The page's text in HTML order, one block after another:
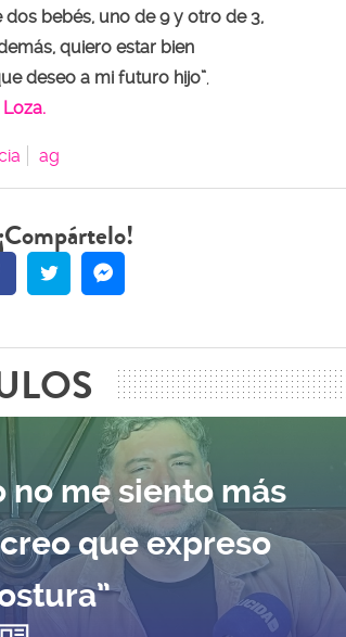
dos bebés, uno de 9 y otro de 3,
quiero estar bien
deseo a mi futuro hijo”
ag
no me siento más
que expreso